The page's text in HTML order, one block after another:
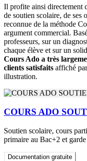
Il profite ainsi directement
de soutien scolaire, de ses
reconnue de la méthode
argument commercial.
professeurs, sur un
chaque élève et sur un
Cours Ado a très
clients satisfaits affiché
illustration.
COURS ADO
Soutien scolaire, cours
primaire au Bac+2 et
Documentation gratuite